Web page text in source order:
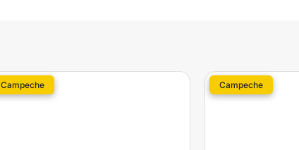
Campeche Campeche